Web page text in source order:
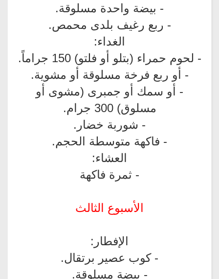
- بيضة واحدة مسلوقة.
- ربع رغيف بلدى محمص.
الغداء:
- لحوم حمراء (بتلو أو فلتو) 150 جراماً.
- أو ربع فرخة مسلوقة أو مشوية.
- أو سمك أو جمبرى (مشوى أو
مسلوق) 300 جرام.
- شوربة خضار.
- فاكهة متوسطة الحجم.
العشاء:
- ثمرة فاكهة
الأسبوع الثالث
الإفطار:
- كوب عصير برتقال.
- بيضة مسلوقة.